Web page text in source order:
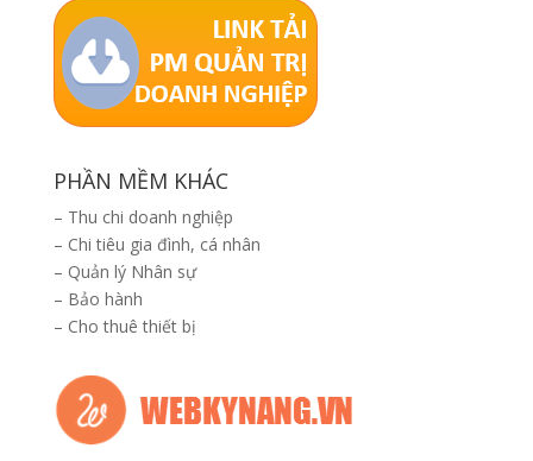
PHẦN MỀM KHÁC
– Thu chi doanh nghiệp
– Chi tiêu gia đình, cá nhân
– Quản lý Nhân sự
– Bảo hành
– Cho thuê thiết bị